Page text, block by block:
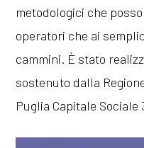
metodologici che
operatori che ai
cammini. È stato
sostenuto dalla
Puglia Capitale Sociale